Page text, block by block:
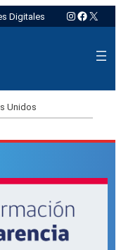
Digitales Instagram
X
Unidos